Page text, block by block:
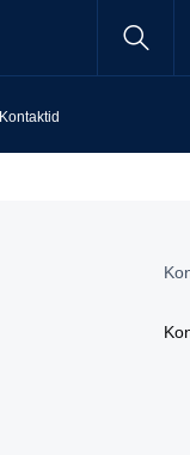
Kontaktid